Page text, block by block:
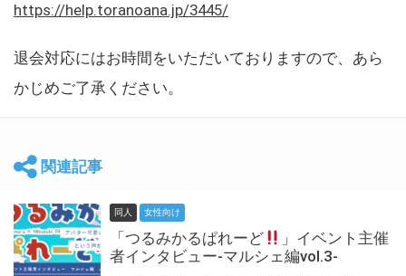
https://help.toranoana.jp/3445/
退会対応にはお時間をいただいておりますので、あら
かじめご了承ください。
関連記事
同人 女性向け
「つるみかるぱれーど
」イベント主催
者インタビュー-マルシェ編vol.3-